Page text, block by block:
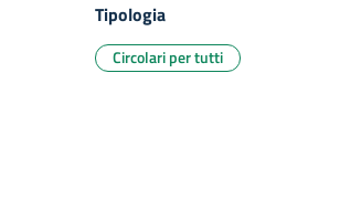
Tipologia
Circolari per tutti